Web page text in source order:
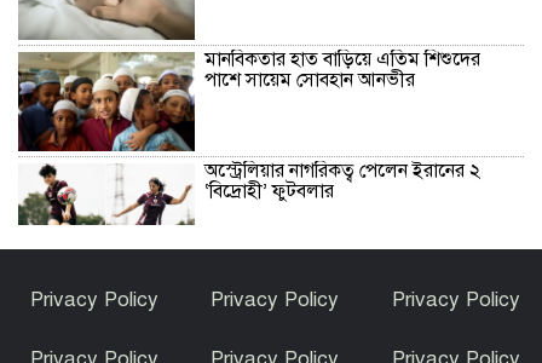
মানবিকতার হাত বাড়িয়ে এতিম শিশুদের
পাশে সায়েম সোবহান আনভীর
অস্ট্রেলিয়ার নাগরিকত্ব পেলেন ইরানের ২
‘বিদ্রোহী’ ফুটবলার
ভারত
Privacy Policy Privacy Policy Privacy Policy